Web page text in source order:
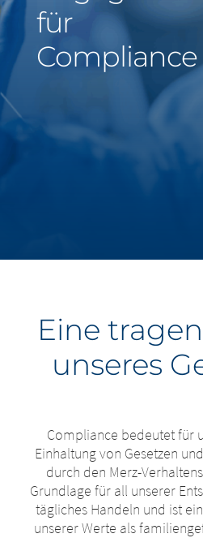
Middle East
Saudi Arabia
North America
United States
für
Compliance
Eine
unseres
Compliance bedeutet für
Einhaltung von Gesetzen
durch den Merz-
Grundlage für all unserer
tägliches Handeln und ist
unserer Werte als